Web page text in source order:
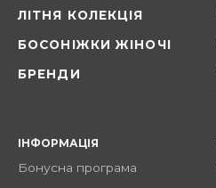
ЛІТНЯ КОЛЕКЦІЯ
БОСОНІЖКИ ЖІНОЧІ
БРЕНДИ
ІНФОРМАЦІЯ
Бонусна програма